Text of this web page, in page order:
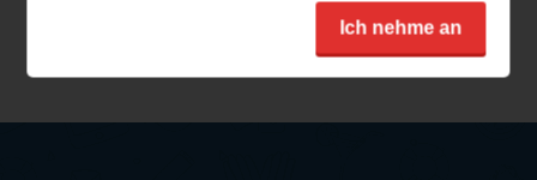
Ich nehme an